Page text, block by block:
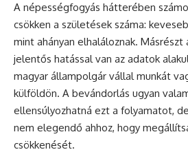
A népességfogyás hátterében
csökken a születések száma:
mint ahányan elhaláloznak. Másrészt
jelentős hatással van az adatok
magyar állampolgár vállal munkát
külföldön. A bevándorlás ugyan
ellensúlyozhatná ezt a folyamatot,
nem elegendő ahhoz, hogy
csökkenését.